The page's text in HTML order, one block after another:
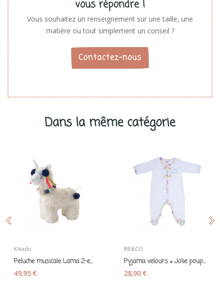
vous répondre !
Vous souhaitez un renseignement sur une taille, une
matière ou tout simplement un conseil ?
Contactez-nous
Dans la même catégorie
Kikadu
Peluche musicale Lama 2-en-1 bleu - Kikadu
49,95 €
BB&CO
Pyjama velours « Jolie poupée » blanc - BB&CO
28,90 €